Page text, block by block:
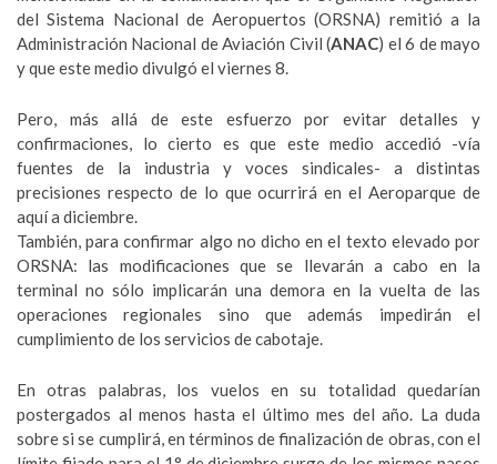
del Sistema Nacional de Aeropuertos (ORSNA) remitió a la
Administración Nacional de Aviación Civil (ANAC) el 6 de mayo
y que este medio divulgó el viernes 8.
Pero, más allá de este esfuerzo por evitar detalles y
confirmaciones, lo cierto es que este medio accedió -vía
fuentes de la industria y voces sindicales- a distintas
precisiones respecto de lo que ocurrirá en el Aeroparque de
aquí a diciembre.
También, para confirmar algo no dicho en el texto elevado por
ORSNA: las modificaciones que se llevarán a cabo en la
terminal no sólo implicarán una demora en la vuelta de las
operaciones regionales sino que además impedirán el
cumplimiento de los servicios de cabotaje.
En otras palabras, los vuelos en su totalidad quedarían
postergados al menos hasta el último mes del año. La duda
sobre si se cumplirá, en términos de finalización de obras, con el